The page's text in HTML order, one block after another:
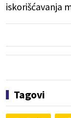
iskorišćavanja
Tagovi